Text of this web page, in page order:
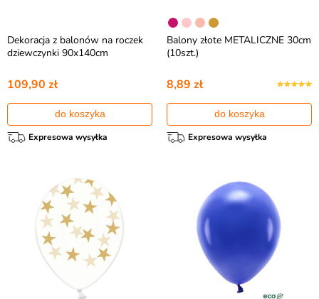
Dekoracja z balonów na roczek
dziewczynki 90x140cm
109,90 zł
do koszyka
Expresowa wysyłka
Balony złote METALICZNE 30cm
(10szt.)
8,89 zł
do koszyka
Expresowa wysyłka